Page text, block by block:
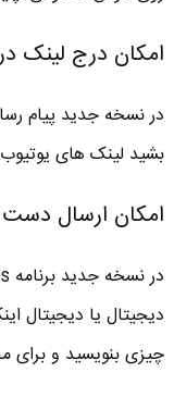
امکان درج لینک
بشید لینک های
امکان ارسال دست
چیزی بنویسید و